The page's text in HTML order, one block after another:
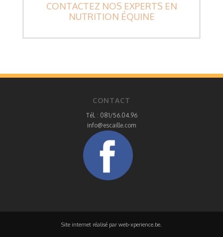
CONTACTEZ NOS EXPERTS EN
NUTRITION ÉQUINE
CONTACT
Tél. : 081/56.04.96
info@escaille.com
Site internet réalisé par web-xperience.be.